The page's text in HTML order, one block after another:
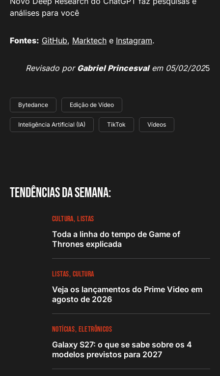
análises para você
Fontes: GitHub, Marktech e Instagram.
Revisado por Gabriel Princesvalem 05/02/2025
Bytedance Edição de Vídeo
Inteligência Artificial (IA) TikTok Vídeos
Tendências da semana:
CULTURA LISTAS
Toda a linha do tempo de Game of
Thrones explicada
LISTAS CULTURA
Veja os lançamentos do Prime Video em
agosto de 2026
NOTÍCIAS ELETRÔNICOS
Galaxy S27: o que se sabe sobre os 4
modelos previstos para 2027